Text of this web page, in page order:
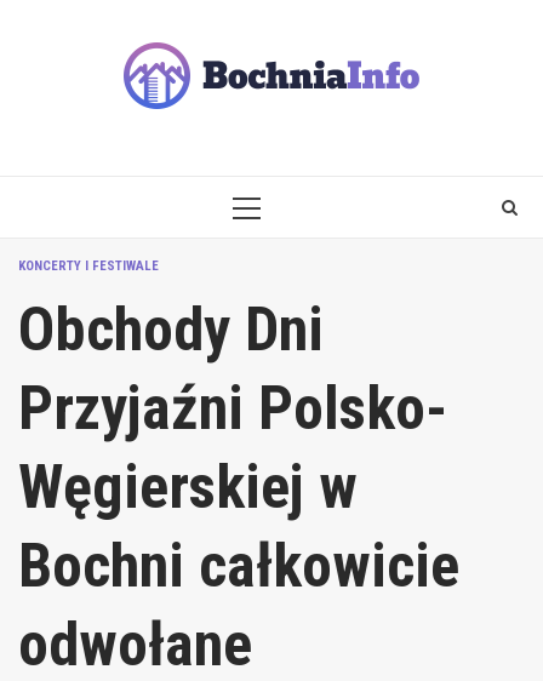
PRIMARY
KONCERTY I FESTIWALE
Obchody Dni
Przyjaźni Polsko-
Węgierskiej w
Bochni całkowicie
odwołane